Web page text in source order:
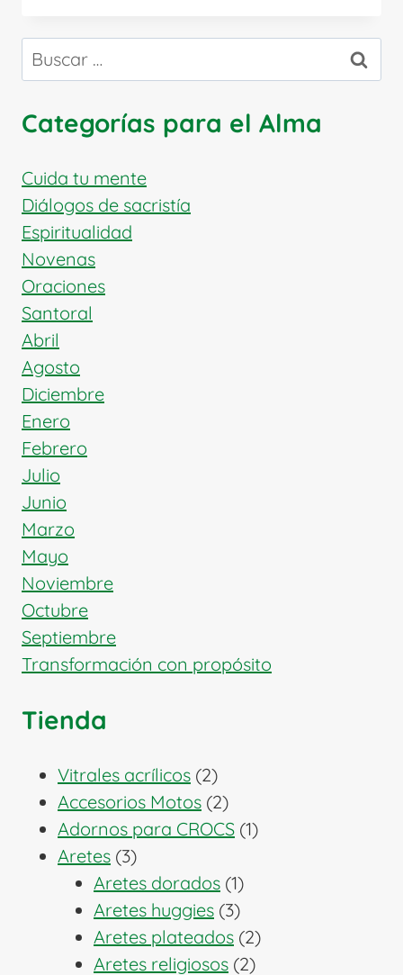
CHICHESTER:
OBISPO
LA
Y
LA
CARIDAD
Buscar:
Categorías para el Alma
Cuida tu mente
Diálogos de sacristía
Espiritualidad
Novenas
Oraciones
Santoral
Abril
Agosto
Diciembre
Enero
Febrero
Julio
Junio
Marzo
Mayo
Noviembre
Octubre
Septiembre
Transformación con propósito
Tienda
Vitrales acrílicos 22
productos
Accesorios Motos 22
productos
Adornos para CROCS 11
Aretes 33
productos
Aretes dorados 11
producto
Aretes huggies 33
productos
Aretes plateados 22
productos
Aretes religiosos 22